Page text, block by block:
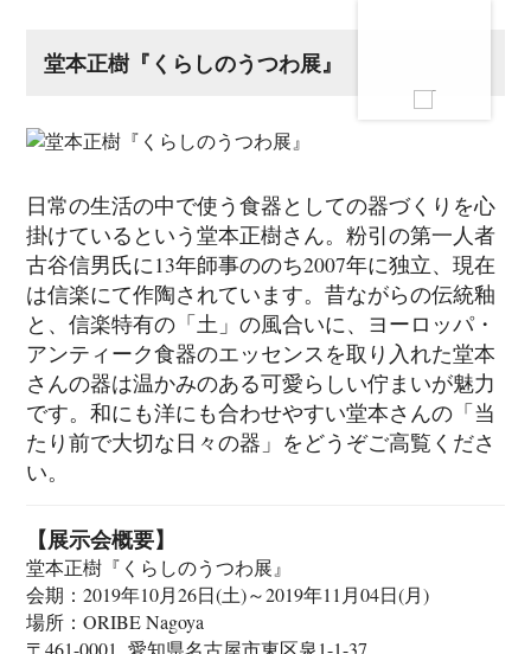
堂本正樹『くらしのうつわ展』
日常の生活の中で使う食器としての器づくりを心
掛けているという堂本正樹さん。粉引の第一人者
古谷信男氏に13年師事ののち2007年に独立、現在
は信楽にて作陶されています。昔ながらの伝統釉
と、信楽特有の「土」の風合いに、ヨーロッパ・
アンティーク食器のエッセンスを取り入れた堂本
さんの器は温かみのある可愛らしい佇まいが魅力
です。和にも洋にも合わせやすい堂本さんの「当
たり前で大切な日々の器」をどうぞご高覧くださ
い。
【展示会概要】
堂本正樹『くらしのうつわ展』
会期：2019年10月26日(土)～2019年11月04日(月)
場所：ORIBE Nagoya
〒461-0001 愛知県名古屋市東区泉1-1-37